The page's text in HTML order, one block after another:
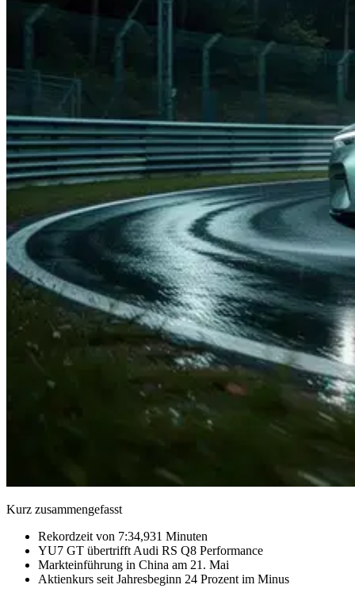
Kurz zusammengefasst
Rekordzeit von 7:34,931 Minuten
YU7 GT übertrifft Audi RS Q8 Performance
Markteinführung in China am 21. Mai
Aktienkurs seit Jahresbeginn 24 Prozent im Minus